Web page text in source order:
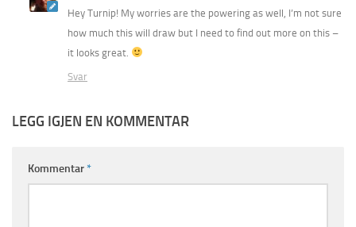
Hey Turnip! My worries are the powering as well, I’m not sure
how much this will draw but I need to find out more on this –
it looks great.
Svar
LEGG IGJEN EN KOMMENTAR
Kommentar*